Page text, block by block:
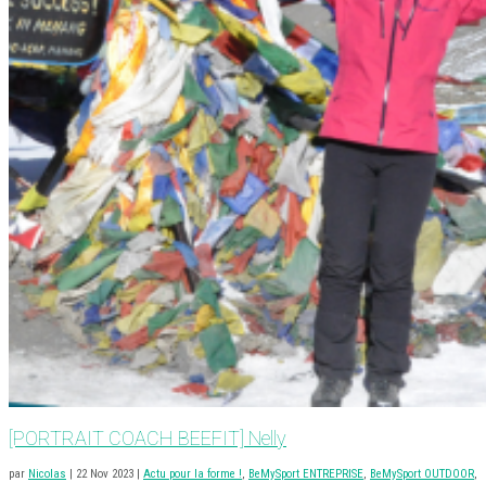
[PORTRAIT COACH BEEFIT] Nelly
par Nicolas | 22 Nov 2023 | Actu pour la forme !, BeMySport ENTREPRISE, BeMySport OUTDOOR,